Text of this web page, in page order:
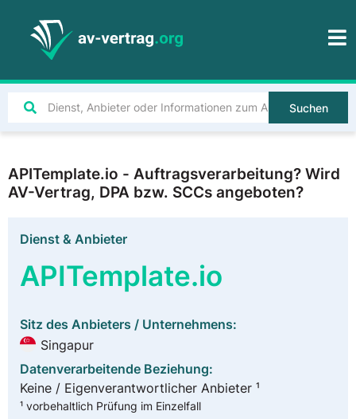
Suchen
APITemplate.io - Auftragsverarbeitung? Wird
AV-Vertrag, DPA bzw. SCCs angeboten?
Dienst & Anbieter
APITemplate.io
Sitz des Anbieters / Unternehmens:
Singapur
Datenverarbeitende Beziehung:
Keine / Eigenverantwortlicher Anbieter ¹
¹ vorbehaltlich Prüfung im Einzelfall